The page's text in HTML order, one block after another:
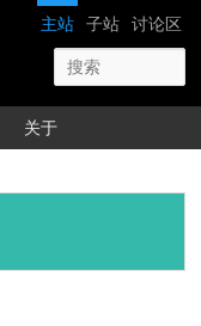
网站导航
主站 子站 讨论区
关于